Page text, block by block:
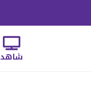
شاهد